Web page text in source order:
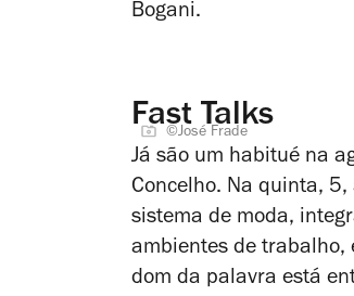
Bogani.
Fast Talks
©José Frade
Já são um habitué na
Concelho. Na quinta,
sistema de moda,
ambientes de trabalho,
dom da palavra está